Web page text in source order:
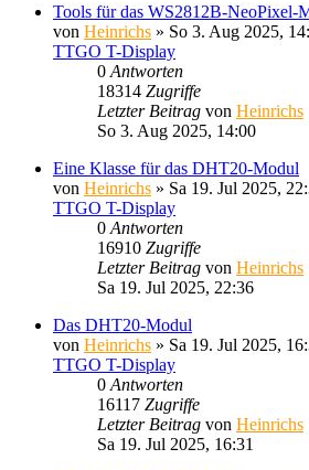
Tools für das WS2812B-NeoPixel-
von Heinrichs » So 3. Aug 2025,
TTGO T-Display
0 Antworten
18314 Zugriffe
Letzter Beitrag von Heinrichs
So 3. Aug 2025, 14:00
Eine Klasse für das DHT20-Modul
von Heinrichs » Sa 19. Jul 2025,
TTGO T-Display
0 Antworten
16910 Zugriffe
Letzter Beitrag von Heinrichs
Sa 19. Jul 2025, 22:36
Das DHT20-Modul
von Heinrichs » Sa 19. Jul 2025,
TTGO T-Display
0 Antworten
16117 Zugriffe
Letzter Beitrag von Heinrichs
Sa 19. Jul 2025, 16:31